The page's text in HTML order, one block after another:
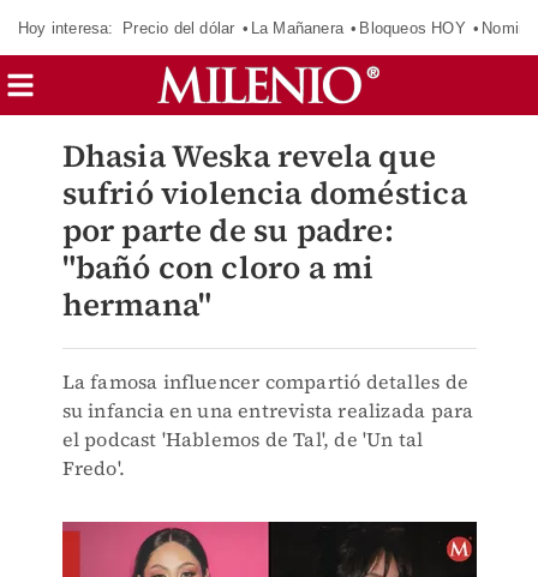
Hoy interesa: Precio del dólar La Mañanera Bloqueos HOY
Dhasia Weska revela que
sufrió violencia doméstica
por parte de su padre:
"bañó con cloro a mi
hermana"
La famosa influencer compartió detalles de
su infancia en una entrevista realizada para
el podcast 'Hablemos de Tal', de 'Un tal
Fredo'.